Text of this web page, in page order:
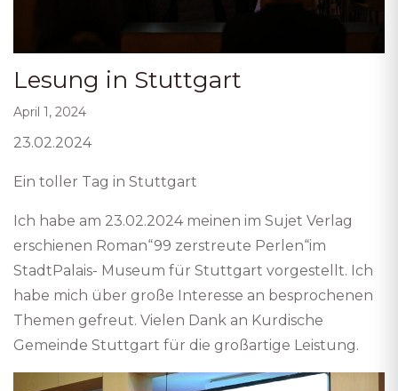
Lesung in Stuttgart
April 1, 2024
23.02.2024
Ein toller Tag in Stuttgart
Ich habe am 23.02.2024 meinen im Sujet Verlag
erschienen Roman“99 zerstreute Perlen“im
StadtPalais- Museum für Stuttgart vorgestellt. Ich
habe mich über große Interesse an besprochenen
Themen gefreut. Vielen Dank an Kurdische
Gemeinde Stuttgart für die großartige Leistung.